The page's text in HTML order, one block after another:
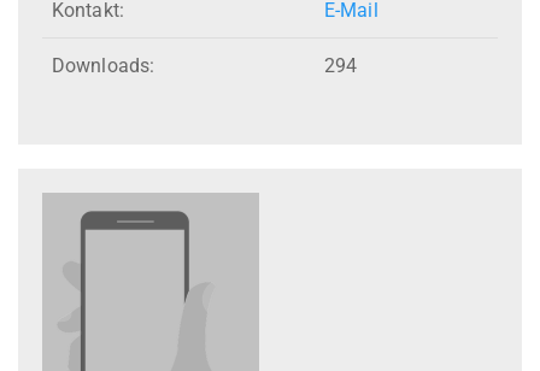
Kontakt: E-Mail
Downloads: 294